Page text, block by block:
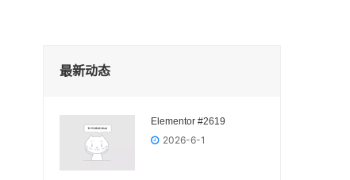
最新动态
Elementor #2619
2026-6-1